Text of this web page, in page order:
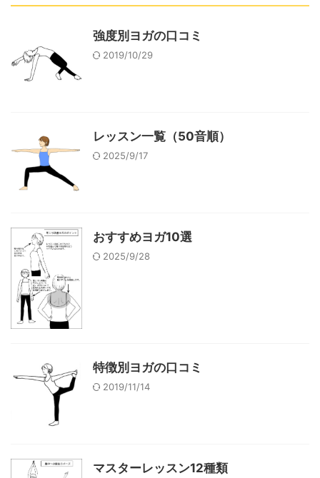
強度別ヨガの口コミ
レッスン一覧（50音順）
おすすめヨガ10選
特徴別ヨガの口コミ
マスターレッスン12種類